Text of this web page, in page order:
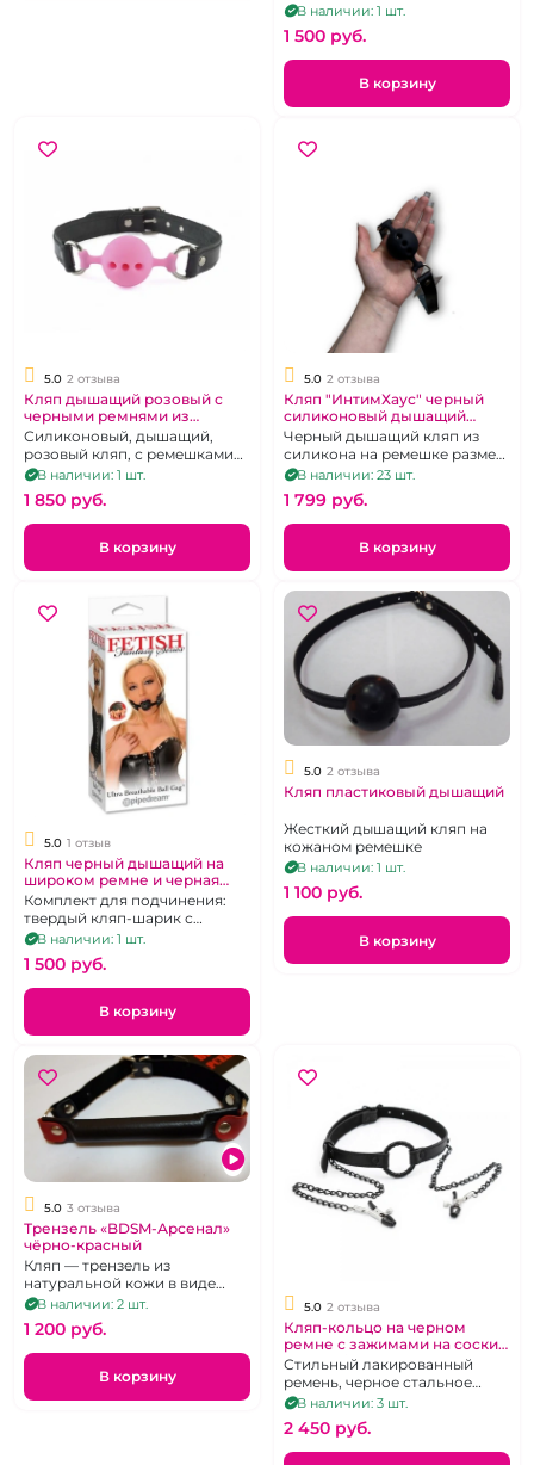
В наличии: 1 шт.
1 500 pуб.
В корзину
5.0 2 отзыва
Кляп дышащий розовый с
черными ремнями из
силикона размер S
Силиконовый, дышащий,
розовый кляп, с ремешками
из натуральной кожи черного
В наличии: 1 шт.
1 850 pуб.
В корзину
5.0 2 отзыва
Кляп "ИнтимХаус" черный
силиконовый дышащий
размер M
Черный дышащий кляп из
силикона на ремешке размер
МВ наличии: 23 шт.
1 799 pуб.
В корзину
5.0 1 отзыв
Кляп черный дышащий на
широком ремне и черная
глухая маска "Fetish"
Комплект для подчинения:
твердый кляп-шарик с
ремешком на липучке и
глухая маска на глаза
В наличии: 1 шт.
1 500 pуб.
В корзину
5.0 2 отзыва
Кляп пластиковый дышащий
Жесткий дышащий кляп на
кожаном ремешке
В наличии: 1 шт.
1 100 pуб.
В корзину
5.0 3 отзыва
Трензель «BDSM-Арсенал»
чёрно-красный
Кляп — трензель из
натуральной кожи в виде
уздечки
В наличии: 2 шт.
1 200 pуб.
В корзину
5.0 2 отзыва
Кляп-кольцо на черном
ремне с зажимами на соски
«Lux Fetish»
Стильный лакированный
ремень, черное стальное
кольцо, клипсы с
силиконовыми
прокладочками на длинных
цепочках
В наличии: 3 шт.
2 450 pуб.